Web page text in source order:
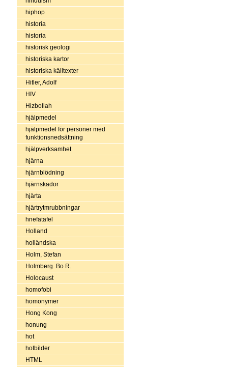
hiphop
historia
historia
historisk geologi
historiska kartor
historiska källtexter
Hitler, Adolf
HIV
Hizbollah
hjälpmedel
hjälpmedel för personer med
funktionsnedsättning
hjälpverksamhet
hjärna
hjärnblödning
hjärnskador
hjärta
hjärtrytmrubbningar
hnefatafel
Holland
holländska
Holm, Stefan
Holmberg. Bo R.
Holocaust
homofobi
homonymer
Hong Kong
honung
hot
hotbilder
HTML